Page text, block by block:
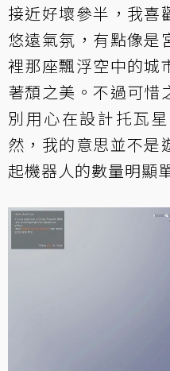
接近好壞參半，我喜
悠遠氣氛，有點像是
裡那座飄浮空中的城
著頹之美。不過可惜
別用心在設計托瓦
然，我的意思並不是
起機器人的數量明顯